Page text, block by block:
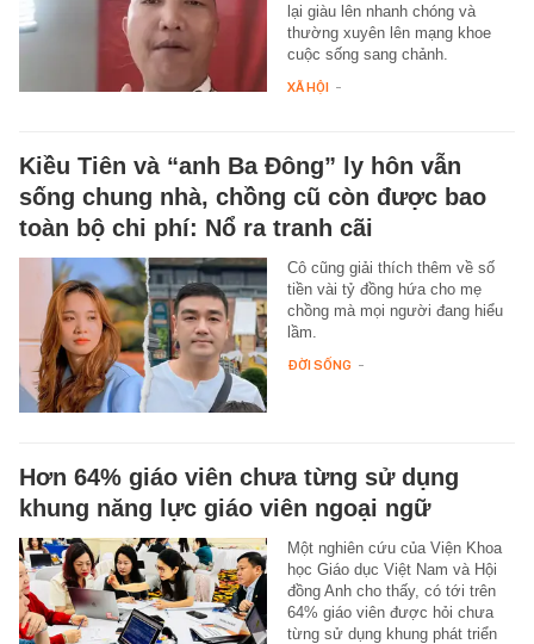
lại giàu lên nhanh chóng và
thường xuyên lên mạng khoe
cuộc sống sang chảnh.
XÃ HỘI -
Kiều Tiên và “anh Ba Đông” ly hôn vẫn
sống chung nhà, chồng cũ còn được bao
toàn bộ chi phí: Nổ ra tranh cãi
Cô cũng giải thích thêm về số
tiền vài tỷ đồng hứa cho mẹ
chồng mà mọi người đang hiểu
lầm.
ĐỜI SỐNG -
Hơn 64% giáo viên chưa từng sử dụng
khung năng lực giáo viên ngoại ngữ
Một nghiên cứu của Viện Khoa
học Giáo dục Việt Nam và Hội
đồng Anh cho thấy, có tới trên
64% giáo viên được hỏi chưa
từng sử dụng khung phát triển